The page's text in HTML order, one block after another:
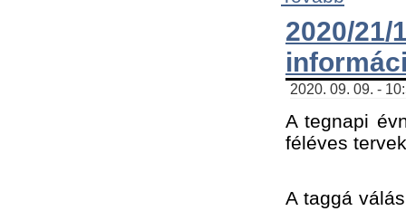
2020/
2020. 09. 09. -
A tegnapi
féléves
A taggá